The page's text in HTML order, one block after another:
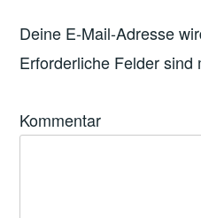
Deine E-Mail-Adresse
Erforderliche Felder sind
Kommentar